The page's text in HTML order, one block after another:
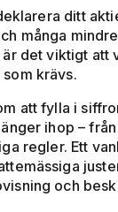
ditt
många
det viktigt att
krävs.
att fylla i
ihop –
regler. Ett
och